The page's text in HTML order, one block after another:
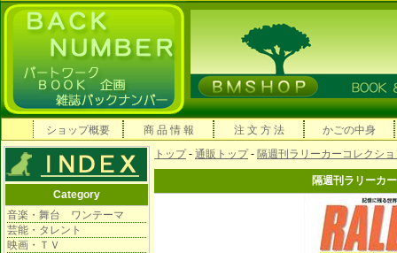
ショップ概要 商 品 情 報 注 文 方 法 かごの中身
Category
音楽・舞台 ワンテーマ
芸能・タレント
映画・ＴＶ
トップ- 通販トップ- 隔週刊ラリーカーコレクシ
隔週刊ラリーカ